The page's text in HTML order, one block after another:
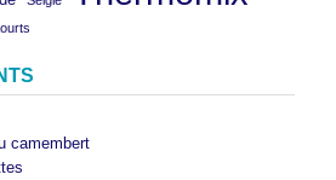
camembert